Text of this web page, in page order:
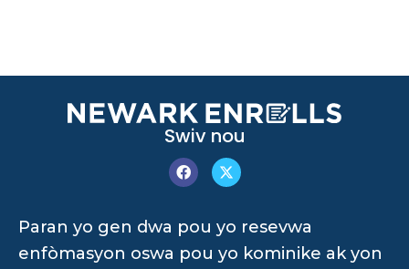
Swiv nou
Paran yo gen dwa pou yo resevwa
enfòmasyon oswa pou yo kominike ak yon